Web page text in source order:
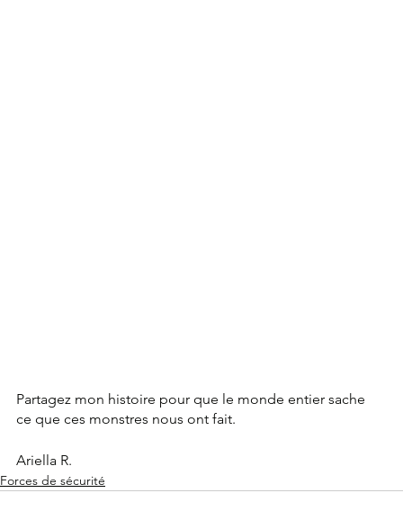
Partagez mon histoire pour que le monde entier sache
ce que ces monstres nous ont fait.
Ariella R.
Forces de sécurité